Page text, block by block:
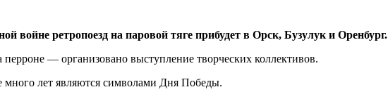
войне ретропоезд на паровой тяге прибудет в Орск, Бузулук и Оренбург.
— организовано выступление творческих коллективов.
много лет являются символами Дня Победы.